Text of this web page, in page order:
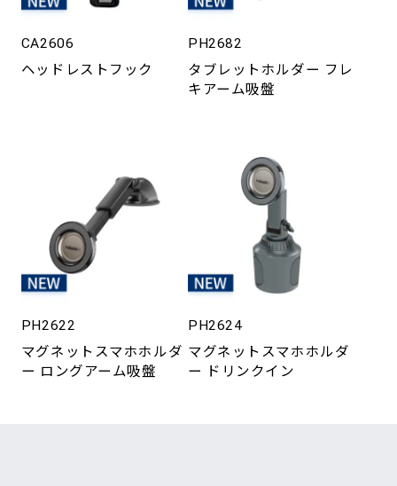
CA2606
ヘッドレストフック
PH2682
タブレットホルダー フレ
キアーム吸盤
PH2622
マグネットスマホホルダ
ー ロングアーム吸盤
PH2624
マグネットスマホホルダ
ー ドリンクイン